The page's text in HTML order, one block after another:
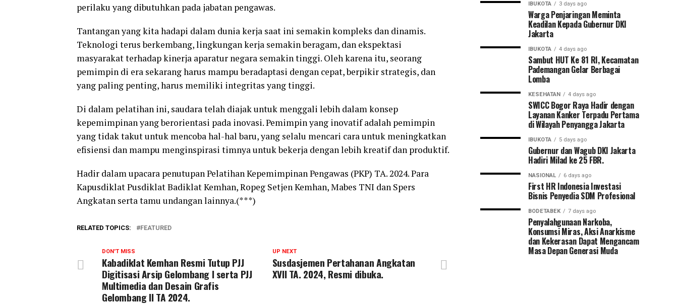
perilaku yang dibutuhkan pada jabatan pengawas.
Tantangan yang kita hadapi dalam dunia kerja saat ini semakin kompleks dan dinamis.
Teknologi terus berkembang, lingkungan kerja semakin beragam, dan ekspektasi
masyarakat terhadap kinerja aparatur negara semakin tinggi. Oleh karena itu, seorang
pemimpin di era sekarang harus mampu beradaptasi dengan cepat, berpikir strategis, dan
yang paling penting, harus memiliki integritas yang tinggi.
Di dalam pelatihan ini, saudara telah diajak untuk menggali lebih dalam konsep
kepemimpinan yang berorientasi pada inovasi. Pemimpin yang inovatif adalah pemimpin
yang tidak takut untuk mencoba hal-hal baru, yang selalu mencari cara untuk meningkatkan
efisiensi dan mampu menginspirasi timnya untuk bekerja dengan lebih kreatif dan produktif.
Hadir dalam upacara penutupan Pelatihan Kepemimpinan Pengawas (PKP) TA. 2024. Para
Kapusdiklat Pusdiklat Badiklat Kemhan, Ropeg Setjen Kemhan, Mabes TNI dan Spers
Angkatan serta tamu undangan lainnya.(***)
RELATED TOPICS: FEATURED
UP NEXT
Susdasjemen Pertahanan Angkatan
XVII TA. 2024, Resmi dibuka.
DON'T MISS
Kabadiklat Kemhan Resmi Tutup PJJ
Digitisasi Arsip Gelombang I serta PJJ
Multimedia dan Desain Grafis
Gelombang II TA 2024.
IBUKOTA 3 days ago
Warga Penjaringan Meminta
Keadilan Kepada Gubernur DKI
Jakarta
IBUKOTA 4 days ago
Sambut HUT Ke 81 RI, Kecamatan
Pademangan Gelar Berbagai
Lomba
KESEHATAN 4 days ago
SWICC Bogor Raya Hadir dengan
Layanan Kanker Terpadu Pertama
di Wilayah Penyangga Jakarta
IBUKOTA 5 days ago
Gubernur dan Wagub DKI Jakarta
Hadiri Milad ke 25 FBR.
NASIONAL 6 days ago
First HR Indonesia Investasi
Bisnis Penyedia SDM Profesional
BODETABEK 7 days ago
Penyalahgunaan Narkoba,
Konsumsi Miras, Aksi Anarkisme
dan Kekerasan Dapat Mengancam
Masa Depan Generasi Muda